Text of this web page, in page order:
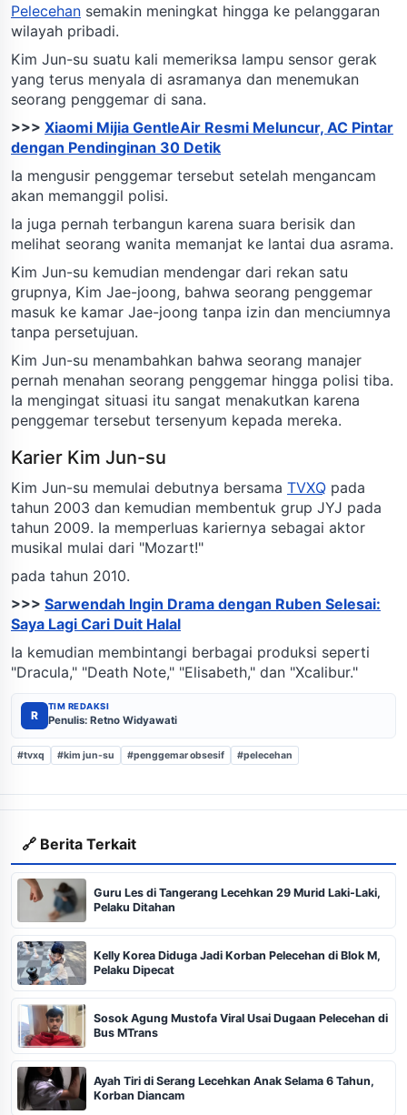
Pelecehan semakin meningkat hingga ke pelanggaran
wilayah pribadi.
Kim Jun-su suatu kali memeriksa lampu sensor gerak
yang terus menyala di asramanya dan menemukan
seorang penggemar di sana.
>>> Xiaomi Mijia GentleAir Resmi Meluncur, AC Pintar
dengan Pendinginan 30 Detik
Ia mengusir penggemar tersebut setelah mengancam
akan memanggil polisi.
Ia juga pernah terbangun karena suara berisik dan
melihat seorang wanita memanjat ke lantai dua asrama.
Kim Jun-su kemudian mendengar dari rekan satu
grupnya, Kim Jae-joong, bahwa seorang penggemar
masuk ke kamar Jae-joong tanpa izin dan menciumnya
tanpa persetujuan.
Kim Jun-su menambahkan bahwa seorang manajer
pernah menahan seorang penggemar hingga polisi tiba.
Ia mengingat situasi itu sangat menakutkan karena
penggemar tersebut tersenyum kepada mereka.
Karier Kim Jun-su
Kim Jun-su memulai debutnya bersama TVXQ pada
tahun 2003 dan kemudian membentuk grup JYJ pada
tahun 2009. Ia memperluas kariernya sebagai aktor
musikal mulai dari "Mozart!"
pada tahun 2010.
>>> Sarwendah Ingin Drama dengan Ruben Selesai:
Saya Lagi Cari Duit Halal
Ia kemudian membintangi berbagai produksi seperti
"Dracula," "Death Note," "Elisabeth," dan "Xcalibur."
R
TIM REDAKSI
Penulis: Retno Widyawati
#tvxq #kim jun-su #penggemar obsesif #pelecehan
🔗 Berita Terkait
Guru Les di Tangerang Lecehkan 29 Murid Laki-Laki,
Pelaku Ditahan
Kelly Korea Diduga Jadi Korban Pelecehan di Blok M,
Pelaku Dipecat
Sosok Agung Mustofa Viral Usai Dugaan Pelecehan di
Bus MTrans
Ayah Tiri di Serang Lecehkan Anak Selama 6 Tahun,
Korban Diancam